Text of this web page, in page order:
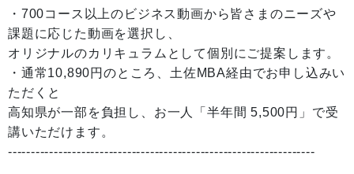
・700コース以上のビジネス動画から皆さまのニーズや
課題に応じた動画を選択し、
オリジナルのカリキュラムとして個別にご提案します。
・通常10,890円のところ、土佐MBA経由でお申し込みい
ただくと
高知県が一部を負担し、お一人「半年間 5,500円」で受
講いただけます。
-------------------------------------------------------------------